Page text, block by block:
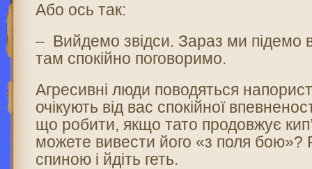
Або ось так:
– Вийдемо звідси. Зараз ми підемо в
там спокійно поговоримо.
Агресивні люди поводяться
очікують від вас спокійної
що робити, якщо тато продовжує
можете вивести його «з поля бою»?
спиною і йдіть геть.